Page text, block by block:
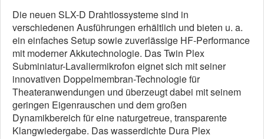
Die neuen SLX-D Drahtlossysteme sind in
verschiedenen Ausführungen erhältlich und bieten u. a.
ein einfaches Setup sowie zuverlässige HF-Performance
mit moderner Akkutechnologie. Das Twin Plex
Subminiatur-Lavaliermikrofon eignet sich mit seiner
innovativen Doppelmembran-Technologie für
Theateranwendungen und überzeugt dabei mit seinem
geringen Eigenrauschen und dem großen
Dynamikbereich für eine naturgetreue, transparente
Klangwiedergabe. Das wasserdichte Dura Plex